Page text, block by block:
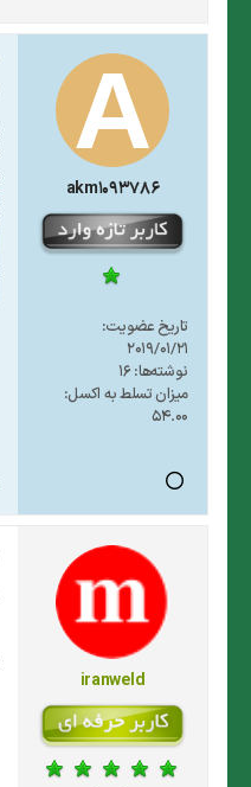
akm1093786
تاریخ عضویت:
2019/01/21
نوشته‌ها: 16
میزان تسلط به اکسل:
54.00
iranweld